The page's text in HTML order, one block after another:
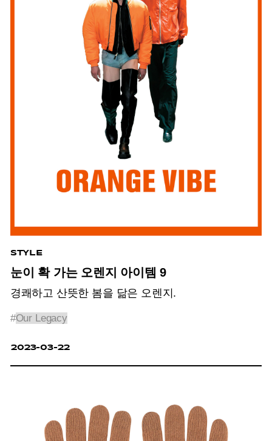
STYLE
눈이 확 가는 오렌지 아이템 9
경쾌하고 산뜻한 봄을 닮은 오렌지.
#Our Legacy
2023-03-22